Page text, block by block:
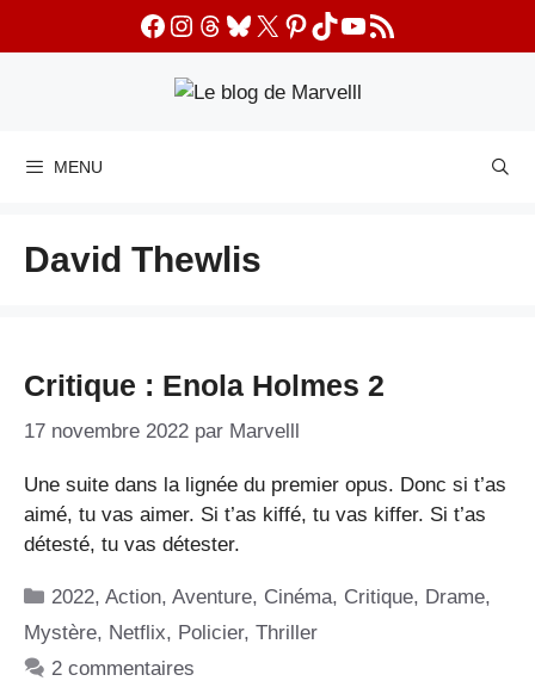
Facebook
Instagram
Threads
Bluesky
X Pinterest
TikTok
YouTube
Flux RSS
MENU
David Thewlis
Critique : Enola Holmes 2
17 novembre 2022 par Marvelll
Une suite dans la lignée du premier opus. Donc si t’as
aimé, tu vas aimer. Si t’as kiffé, tu vas kiffer. Si t’as
détesté, tu vas détester.
Catégories
2022,Action,Aventure, Cinéma, Critique, Drame,
Mystère, Netflix, Policier, Thriller
2 commentaires